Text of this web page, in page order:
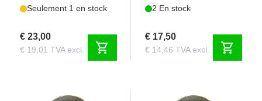
Seulement 1 en stock
€ 23,00
€ 19,01 TVA excl. shopping_cart
2 En stock
€ 17,50
€ 14,46 TVA excl. shopping_cart